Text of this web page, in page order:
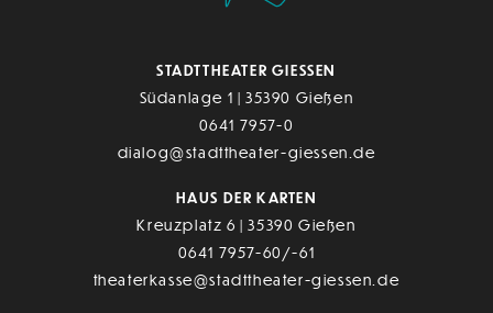
STADTTHEATER GIESSEN
Südanlage 1 | 35390 Gießen
0641 7957-0
dialog@stadttheater-giessen.de
HAUS DER KARTEN
Kreuzplatz 6 | 35390 Gießen
0641 7957-60/-61
theaterkasse@stadttheater-giessen.de